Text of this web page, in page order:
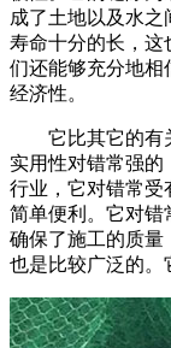
成了土地以及水
寿命十分的长，这
们还能够充分地相
经济性。
它比其它的有
实用性对错常强的
行业，它对错常受
简单便利。它对错
确保了施工的质量
也是比较广泛的。